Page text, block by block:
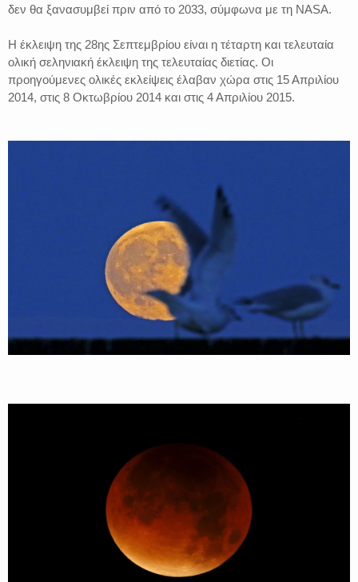
δεν θα ξανασυμβεί πριν από το 2033, σύμφωνα με τη NASA.
Η έκλειψη της 28ης Σεπτεμβρίου είναι η τέταρτη και τελευταία
ολική σεληνιακή έκλειψη της τελευταίας διετίας. Οι
προηγούμενες ολικές εκλείψεις έλαβαν χώρα στις 15 Απριλίου
2014, στις 8 Οκτωβρίου 2014 και στις 4 Απριλίου 2015.